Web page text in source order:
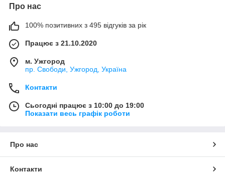
Про нас
100% позитивних з 495 відгуків за рік
Працює з 21.10.2020
м. Ужгород
пр. Свободи, Ужгород, Україна
Контакти
Сьогодні працює з 10:00 до 19:00
Показати весь графік роботи
Про нас
Контакти